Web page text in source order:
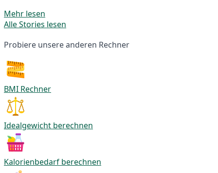
Mehr lesen
Alle Stories lesen
Probiere unsere anderen Rechner
BMI Rechner
Idealgewicht berechnen
Kalorienbedarf berechnen